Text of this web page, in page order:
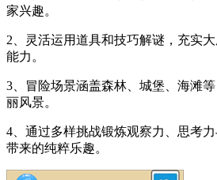
家兴趣。
2、灵活运用道具和技巧解谜，充实
能力。
3、冒险场景涵盖森林、城堡、海滩
丽风景。
4、通过多样挑战锻炼观察力、思考
带来的纯粹乐趣。